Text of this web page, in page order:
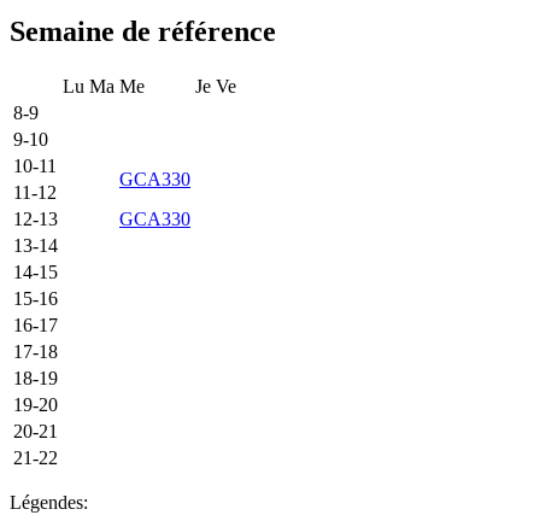
Semaine de référence
Lu Ma Me Je Ve
8-9
9-10
10-11
GCA330
11-12
12-13
GCA330
13-14
14-15
15-16
16-17
17-18
18-19
19-20
20-21
21-22
Légendes: